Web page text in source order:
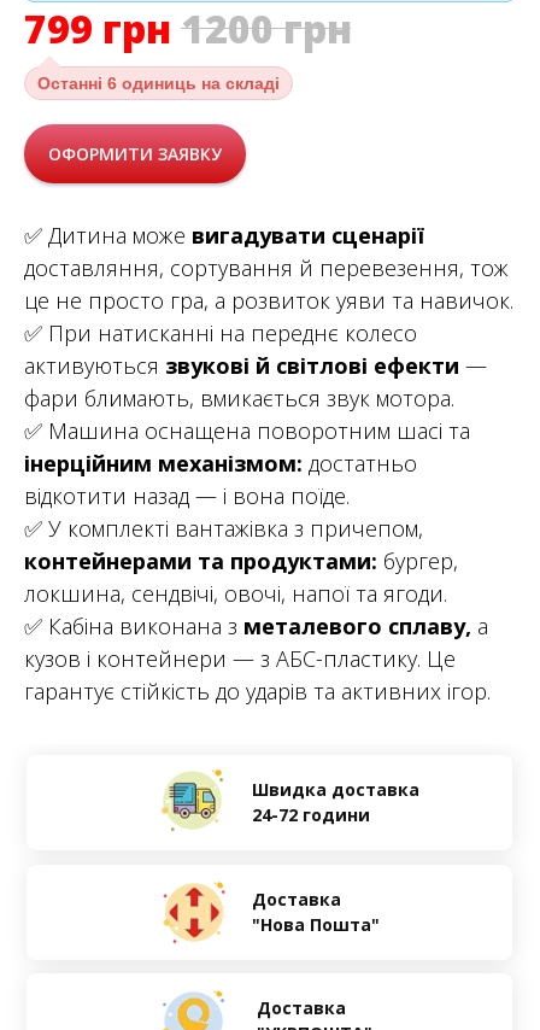
799 грн 1200грн
Останні 6 одиниць на складі
ОФОРМИТИ ЗАЯВКУ
✅ Дитина може вигадувати сценарії
доставляння, сортування й перевезення, тож
це не просто гра, а розвиток уяви та навичок.
✅ При натисканні на переднє колесо
активуються звукові й світлові ефекти —
фари блимають, вмикається звук мотора.
✅ Машина оснащена поворотним шасі та
інерційним механізмом: достатньо
відкотити назад — і вона поїде.
✅ У комплекті вантажівка з причепом,
контейнерами та продуктами: бургер,
локшина, сендвічі, овочі, напої та ягоди.
✅ Кабіна виконана з металевого сплаву, а
кузов і контейнери — з АБС-пластику. Це
гарантує стійкість до ударів та активних ігор.
Швидка доставка
24-72 години
Доставка
"Нова Пошта"
Доставка